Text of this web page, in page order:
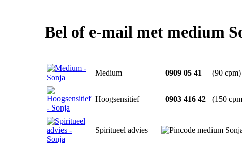
Bel of e-mail met medium
Medium 0909 05 41 (90 cpm)
Hoogsensitief 0903 416 42 (150
Spiritueel advies